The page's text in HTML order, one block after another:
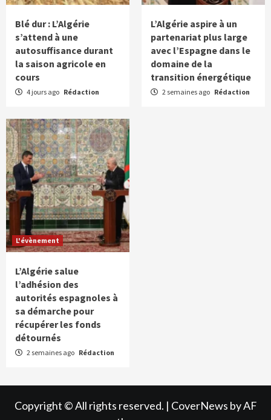
Blé dur : L’Algérie
s’attend à une
autosuffisance durant
la saison agricole en
cours
4 jours ago Rédaction
L’Algérie aspire à un
partenariat plus large
avec l’Espagne dans le
domaine de la
transition énergétique
2 semaines ago Rédaction
L'évènement
L’Algérie salue
l’adhésion des
autorités espagnoles à
sa démarche pour
récupérer les fonds
détournés
2 semaines ago Rédaction
Copyright © All rights reserved. | CoverNews by AF